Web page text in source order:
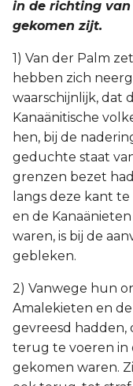
in de richting
gekomen zijt.
1) Van der Palm
hebben zich
waarschijnlijk, dat
Kanaänitische
hen, bij de
geduchte staat
grenzen bezet
langs deze kant
en de
waren, is bij de
gebleken.
2) Vanwege hun
Amalekieten en
gevreesd hadden,
terug te voeren in
gekomen waren.